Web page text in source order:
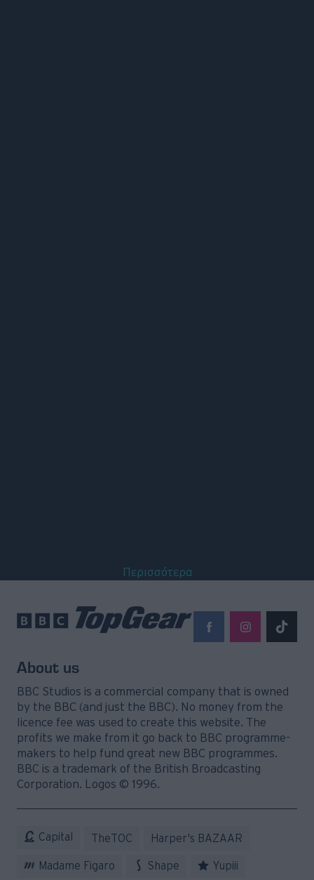
Περισσότερα
About us
BBC Studios is a commercial company that is owned
by the BBC (and just the BBC). No money from the
licence fee was used to create this website. The
profits we make from it go back to BBC programme-
makers to help fund great new BBC programmes.
BBC is a trademark of the British Broadcasting
Corporation. Logos © 1996.
Capital TheTOC Harper's BAZAAR
Madame Figaro Shape Yupiii